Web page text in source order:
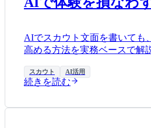
AIでスカウト文面を書いても
高める方法を実務ベースで解
スカウト AI活用
続きを読む